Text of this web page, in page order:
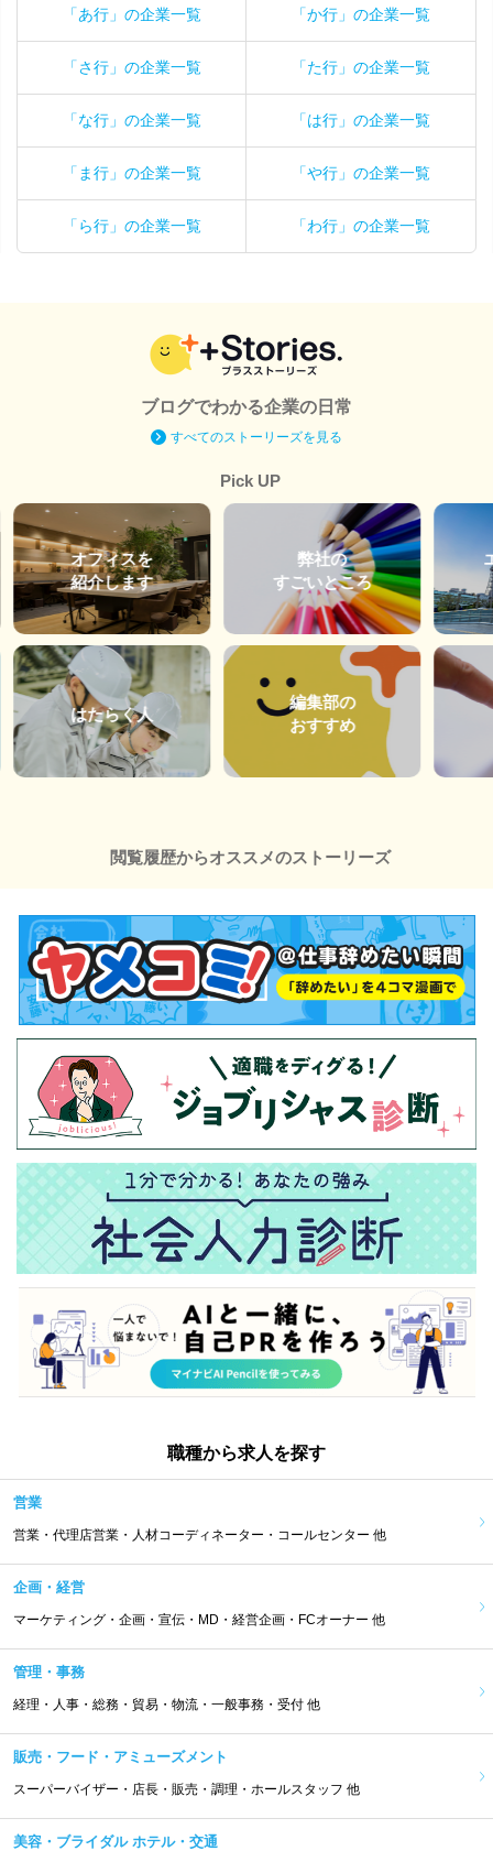
「あ行」の企業一覧 「か行」の企業一覧
「さ行」の企業一覧 「た行」の企業一覧
「な行」の企業一覧 「は行」の企業一覧
「ま行」の企業一覧 「や行」の企業一覧
「ら行」の企業一覧 「わ行」の企業一覧
ブログでわかる企業の日常
すべてのストーリーズを見る
Pick UP
オフィスを
紹介します
はたらく人
弊社の
すごいところ
編集部の
おすすめ
閲覧履歴からオススメのストーリーズ
職種から求人を探す
営業
営業・代理店営業・人材コーディネーター・コールセンター 他
企画・経営
マーケティング・企画・宣伝・MD・経営企画・FCオーナー 他
管理・事務
経理・人事・総務・貿易・物流・一般事務・受付 他
販売・フード・アミューズメント
スーパーバイザー・店長・販売・調理・ホールスタッフ 他
美容・ブライダル ホテル・交通